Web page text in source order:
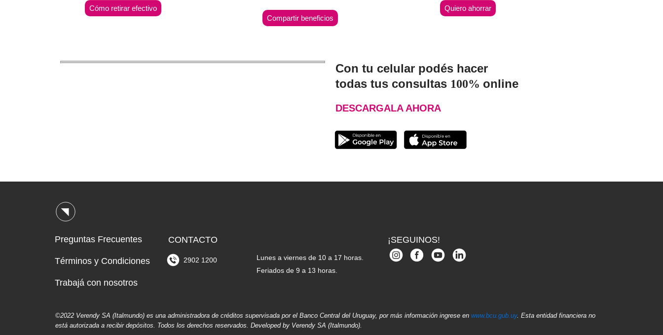
Cómo retirar efectivo
Compartir beneficios
Quiero ahorrar
Con tu celular podés hacer
todas tus consultas 100% online
DESCARGALA AHORA
Preguntas Frecuentes
Términos y Condiciones
Trabajá con nosotros
CONTACTO
2902 1200
Lunes a viernes de 10 a 17 horas.
Feriados de 9 a 13 horas.
¡SEGUINOS!
©2022 Verendy SA (Italmundo) es una administradora de créditos supervisada por el Banco Central del Uruguay, por más información ingrese en www.bcu.gub.uy. Esta entidad financiera no
está autorizada a recibir depósitos. Todos los derechos reservados. Developed by Verendy SA (Italmundo).